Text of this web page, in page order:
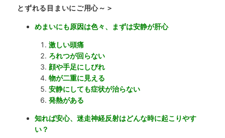
とずれる目まいにご用心～＞
めまいにも原因は色々、まずは安静が肝心
激しい頭痛
ろれつが回らない
顔や手足にしびれ
物が二重に見える
安静にしても症状が治らない
発熱がある
知れば安心、迷走神経反射はどんな時に起こりやす
い？